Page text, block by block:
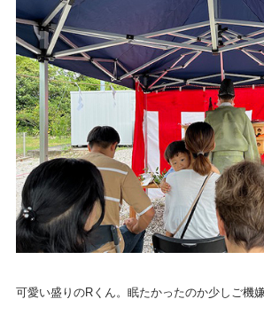
可愛い盛りのRくん。眠たかったのか少しご機嫌